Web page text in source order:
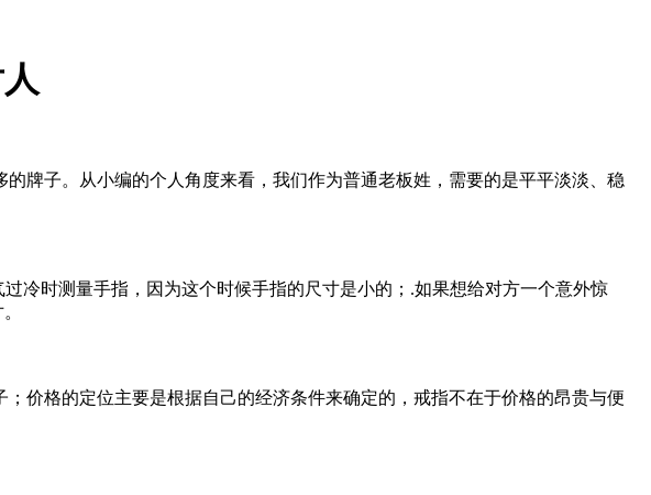
子。从小编的个人角度来看，我们作为普通老板姓，需要的是平平淡淡、稳
时测量手指，因为这个时候手指的尺寸是小的；.如果想给对方一个意外惊
格的定位主要是根据自己的经济条件来确定的，戒指不在于价格的昂贵与便